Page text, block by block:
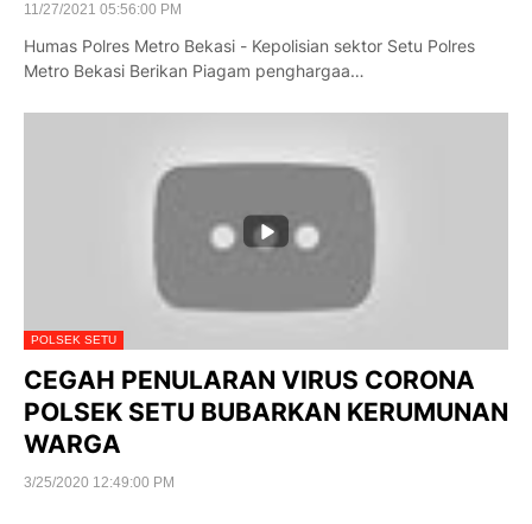
11/27/2021 05:56:00 PM
Humas Polres Metro Bekasi - Kepolisian sektor Setu Polres
Metro Bekasi Berikan Piagam penghargaa…
POLSEK SETU
CEGAH PENULARAN VIRUS CORONA
POLSEK SETU BUBARKAN KERUMUNAN
WARGA
3/25/2020 12:49:00 PM